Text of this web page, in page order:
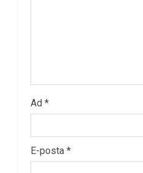
Ad *
E-posta *